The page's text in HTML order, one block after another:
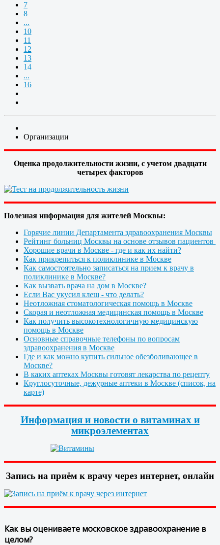
7
8
...
10
11
12
13
14
...
16
Организации
Оценка продолжительности жизни, с учетом двадцати
четырех факторов
Полезная информация для жителей Москвы:
Горячие линии Департамента здравоохранения Москвы
Рейтинг больниц Москвы на основе отзывов пациентов
Хорошие врачи в Москве - где и как их найти?
Как прикрепиться к поликлинике в Москве
Как самостоятельно записаться на прием к врачу в
поликлинике в Москве?
Как вызвать врача на дом в Москве?
Если Вас укусил клещ - что делать?
Неотложная стоматологическая помощь в Москве
Скорая и неотложная медицинская помощь в Москве
Как получить высокотехнологичную медицинскую
помощь в Москве
Основные справочные телефоны по вопросам
здравоохранения в Москве
Где и как можно купить сильное обезболивающее в
Москве?
В каких аптеках Москвы готовят лекарства по рецепту
Круглосуточные, дежурные аптеки в Москве (список, на
карте)
Информация и новости о витаминах и
микроэлементах
Запись на приём к врачу через интернет, онлайн
Как вы оцениваете московское здравоохранение в
целом?